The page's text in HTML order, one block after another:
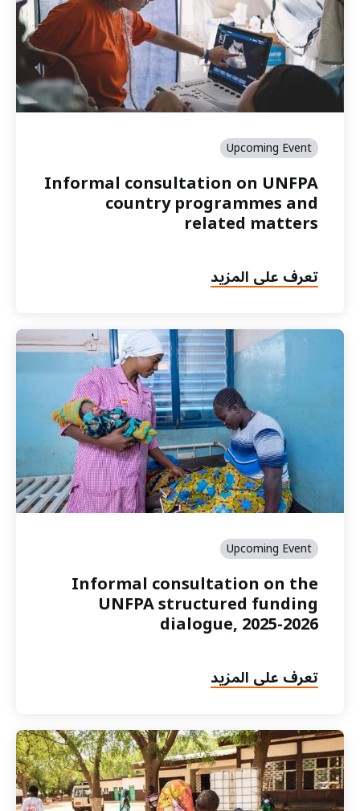
Upcoming Event
Informal consultation on UNFPA
country programmes and
related matters
تعرف على المزيد
Upcoming Event
Informal consultation on the
UNFPA structured funding
dialogue, 2025-2026
تعرف على المزيد